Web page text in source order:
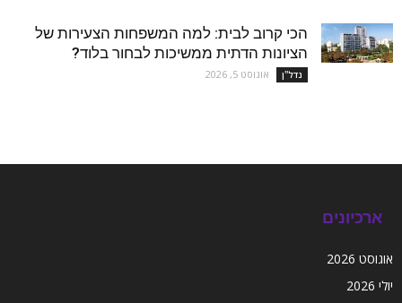
הכי קרוב לבית: למה המשפחות הצעירות של
הציונות הדתית ממשיכות לבחור בלוד?
נדל''ן אוגוסט 5, 2026
ארכיונים
אוגוסט 2026
יולי 2026